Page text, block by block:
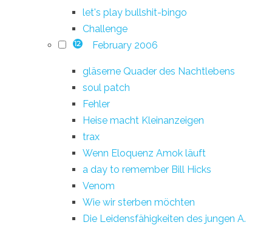
let's play bullshit-bingo
Challenge
12 February 2006
gläserne Quader des Nachtlebens
soul patch
Fehler
Heise macht Kleinanzeigen
trax
Wenn Eloquenz Amok läuft
a day to remember Bill Hicks
Venom
Wie wir sterben möchten
Die Leidensfähigkeiten des jungen A.